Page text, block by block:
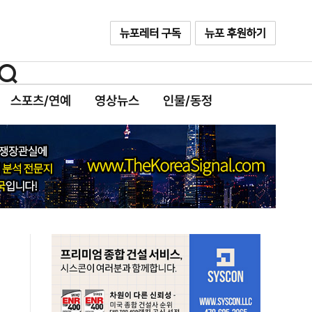
스포츠/연예 영상뉴스 인물/동정